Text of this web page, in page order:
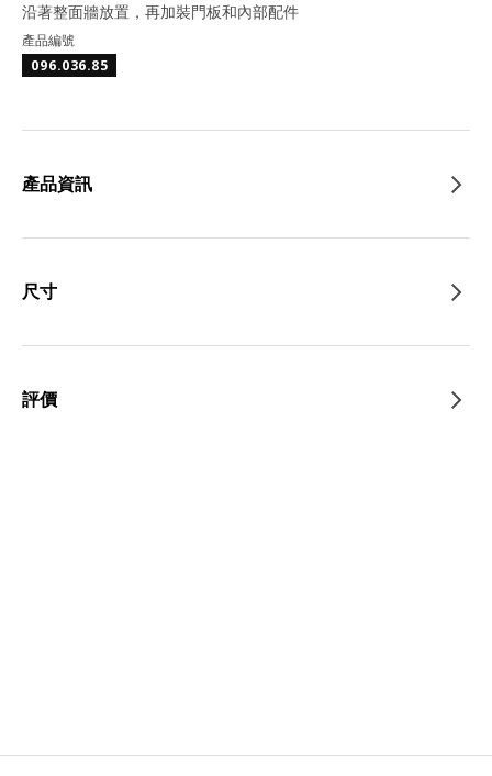
沿著整面牆放置，再加裝門板和內部配件
產品編號
096.036.85
產品資訊
尺寸
評價